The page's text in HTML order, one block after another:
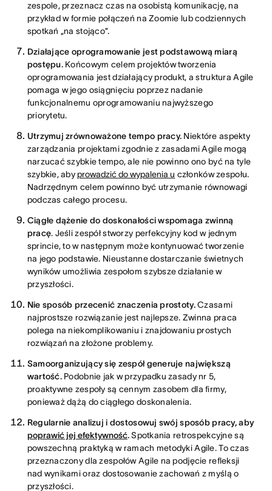
zespole, przeznacz czas na osobistą komunikację, na
przykład w formie połączeń na Zoomie lub codziennych
spotkań „na stojąco”.
Działające oprogramowanie jest podstawową miarą
postępu. Końcowym celem projektów tworzenia
oprogramowania jest działający produkt, a struktura Agile
pomaga w jego osiągnięciu poprzez nadanie
funkcjonalnemu oprogramowaniu najwyższego
priorytetu.
Utrzymuj zrównoważone tempo pracy. Niektóre aspekty
zarządzania projektami zgodnie z zasadami Agile mogą
narzucać szybkie tempo, ale nie powinno ono być na tyle
szybkie, abyprowadzić do wypalenia u członków zespołu.
Nadrzędnym celem powinno być utrzymanie równowagi
podczas całego procesu.
Ciągłe dążenie do doskonałości wspomaga zwinną
pracę. Jeśli zespół stworzy perfekcyjny kod w jednym
sprincie, to w następnym może kontynuować tworzenie
na jego podstawie. Nieustanne dostarczanie świetnych
wyników umożliwia zespołom szybsze działanie w
przyszłości.
Nie sposób przecenić znaczenia prostoty.Czasami
najprostsze rozwiązanie jest najlepsze. Zwinna praca
polega na niekomplikowaniu i znajdowaniu prostych
rozwiązań na złożone problemy.
Samoorganizujący się zespół generuje największą
wartość. Podobnie jak w przypadku zasady nr 5,
proaktywne zespoły są cennym zasobem dla firmy,
ponieważ dążą do ciągłego doskonalenia.
Regularnie analizuj i dostosowuj swój sposób pracy, aby
poprawić jej efektywność.Spotkania retrospekcyjne są
powszechną praktyką w ramach metodyki Agile. To czas
przeznaczony dla zespołów Agile na podjęcie refleksji
nad wynikami oraz dostosowanie zachowań z myślą o
przyszłości.